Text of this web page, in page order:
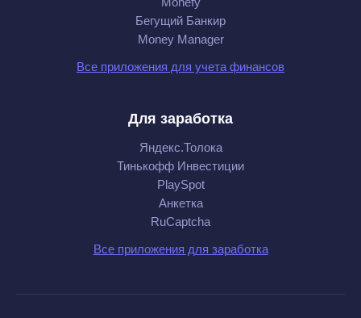
Бегущий Банкир
Money Manager
Все приложения для учета финансов
Для заработка
Яндекс.Толока
Тинькофф Инвестиции
PlaySpot
Анкетка
RuCaptcha
Все приложения для заработка